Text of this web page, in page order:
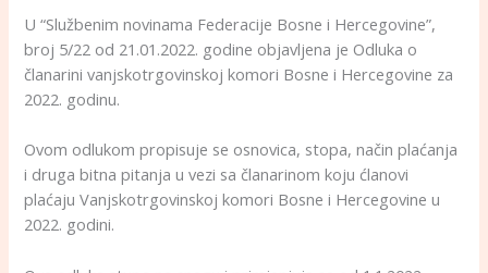
U “Službenim novinama Federacije Bosne i Hercegovine”,
broj 5/22 od 21.01.2022. godine objavljena je Odluka o
članarini vanjskotrgovinskoj komori Bosne i Hercegovine za
2022. godinu.
Ovom odlukom propisuje se osnovica, stopa, način plaćanja
i druga bitna pitanja u vezi sa članarinom koju ćlanovi
plaćaju Vanjskotrgovinskoj komori Bosne i Hercegovine u
2022. godini.